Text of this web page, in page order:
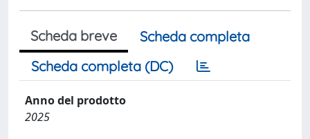
Scheda breve
Scheda completa
Scheda completa (DC)
Anno del prodotto
2025